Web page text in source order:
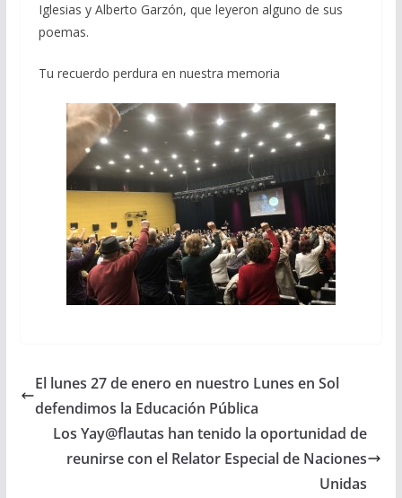
Iglesias y Alberto Garzón, que leyeron alguno de sus
poemas.
Tu recuerdo perdura en nuestra memoria
El lunes 27 de enero en nuestro Lunes en Sol
defendimos la Educación Pública
Los Yay@flautas han tenido la oportunidad de
reunirse con el Relator Especial de Naciones
Unidas